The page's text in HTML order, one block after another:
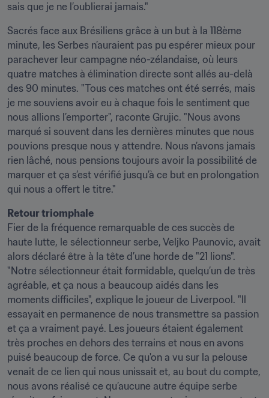
sais que je ne l’oublierai jamais."
Sacrés face aux Brésiliens grâce à un but à la 118ème
minute, les Serbes n’auraient pas pu espérer mieux pour
parachever leur campagne néo-zélandaise, où leurs
quatre matches à élimination directe sont allés au-delà
des 90 minutes. "Tous ces matches ont été serrés, mais
je me souviens avoir eu à chaque fois le sentiment que
nous allions l’emporter", raconte Grujic. "Nous avons
marqué si souvent dans les dernières minutes que nous
pouvions presque nous y attendre. Nous n’avons jamais
rien lâché, nous pensions toujours avoir la possibilité de
marquer et ça s’est vérifié jusqu’à ce but en prolongation
qui nous a offert le titre."
Retour triomphale
Fier de la fréquence remarquable de ces succès de
haute lutte, le sélectionneur serbe, Veljko Paunovic, avait
alors déclaré être à la tête d’une horde de "21 lions".
"Notre sélectionneur était formidable, quelqu’un de très
agréable, et ça nous a beaucoup aidés dans les
moments difficiles", explique le joueur de Liverpool. "Il
essayait en permanence de nous transmettre sa passion
et ça a vraiment payé. Les joueurs étaient également
très proches en dehors des terrains et nous en avons
puisé beaucoup de force. Ce qu'on a vu sur la pelouse
venait de ce lien qui nous unissait et, au bout du compte,
nous avons réalisé ce qu’aucune autre équipe serbe